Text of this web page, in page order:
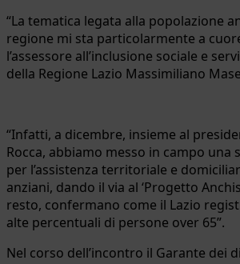
“La tematica legata alla popolazione
regione mi sta particolarmente a
l’assessore all’inclusione sociale e
della Regione Lazio Massimiliano
“Infatti, a dicembre, insieme al
Rocca, abbiamo messo in campo una
per l’assistenza territoriale e
anziani, dando il via al ‘Progetto
resto, confermano come il Lazio
alte percentuali di persone over 65”.
Nel corso dell’incontro il Garante dei